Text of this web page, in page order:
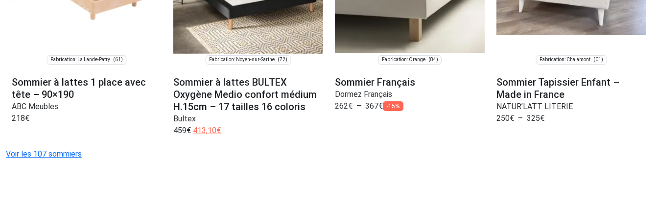
Fabrication: La Lande-Patry (61)
Sommier à lattes 1 place avec
tête – 90×190
ABC Meubles
218€
Fabrication: Noyen-sur-Sarthe (72)
Sommier à lattes BULTEX
Oxygène Medio confort médium
H.15cm – 17 tailles 16 coloris
Bultex
459€ 413,10€
Fabrication: Orange (84)
Sommier Français
Dormez Français
262€ – 367€ -15%
Fabrication: Chalamont (01)
Sommier Tapissier Enfant –
Made in France
NATUR’LATT LITERIE
250€ – 325€
Voir les 107 sommiers